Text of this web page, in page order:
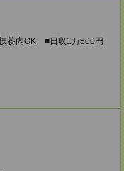
養内OK ■日収1万800円